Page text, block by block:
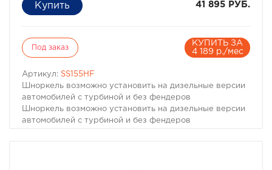
41 895 РУБ.
Под заказ
КУПИТЬ ЗА
4 189 р./мес
Артикул: SS155HF
Шноркель возможно установить на дизельные версии
автомобилей с турбиной и без фендеров
Шноркель возможно установить на дизельные версии
автомобилей с турбиной и без фендеров